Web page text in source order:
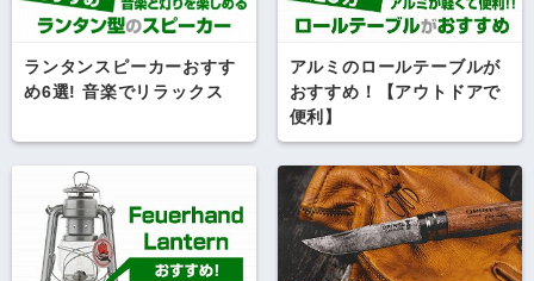
ランタンスピーカーおすす
め6選! 音楽でリラックス
アルミのロールテーブルが
おすすめ！【アウトドアで
便利】